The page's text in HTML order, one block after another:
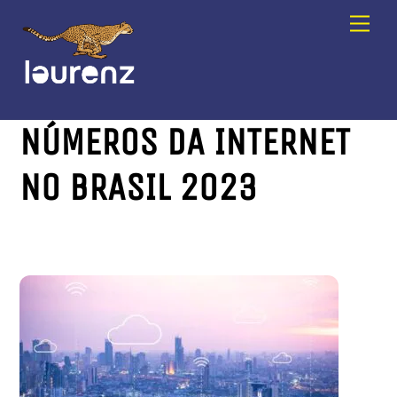
content
NÚMEROS DA INTERNET
NO BRASIL 2023